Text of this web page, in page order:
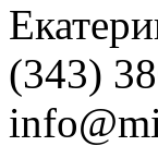
(343)